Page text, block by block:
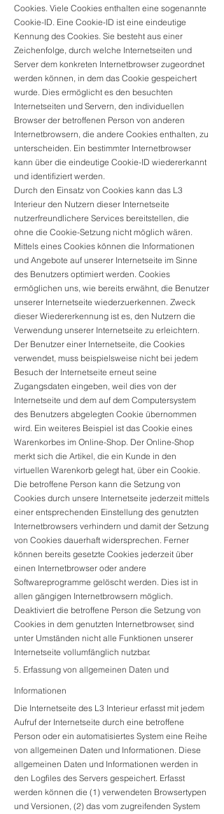
Cookies. Viele Cookies enthalten eine sogenannte
Cookie-ID. Eine Cookie-ID ist eine eindeutige
Kennung des Cookies. Sie besteht aus einer
Zeichenfolge, durch welche Internetseiten und
Server dem konkreten Internetbrowser zugeordnet
werden können, in dem das Cookie gespeichert
wurde. Dies ermöglicht es den besuchten
Internetseiten und Servern, den individuellen
Browser der betroffenen Person von anderen
Internetbrowsern, die andere Cookies enthalten, zu
unterscheiden. Ein bestimmter Internetbrowser
kann über die eindeutige Cookie-ID wiedererkannt
und identifiziert werden.
Durch den Einsatz von Cookies kann das L3
Interieur den Nutzern dieser Internetseite
nutzerfreundlichere Services bereitstellen, die
ohne die Cookie-Setzung nicht möglich wären.
Mittels eines Cookies können die Informationen
und Angebote auf unserer Internetseite im Sinne
des Benutzers optimiert werden. Cookies
ermöglichen uns, wie bereits erwähnt, die Benutzer
unserer Internetseite wiederzuerkennen. Zweck
dieser Wiedererkennung ist es, den Nutzern die
Verwendung unserer Internetseite zu erleichtern.
Der Benutzer einer Internetseite, die Cookies
verwendet, muss beispielsweise nicht bei jedem
Besuch der Internetseite erneut seine
Zugangsdaten eingeben, weil dies von der
Internetseite und dem auf dem Computersystem
des Benutzers abgelegten Cookie übernommen
wird. Ein weiteres Beispiel ist das Cookie eines
Warenkorbes im Online-Shop. Der Online-Shop
merkt sich die Artikel, die ein Kunde in den
virtuellen Warenkorb gelegt hat, über ein Cookie.
Die betroffene Person kann die Setzung von
Cookies durch unsere Internetseite jederzeit mittels
einer entsprechenden Einstellung des genutzten
Internetbrowsers verhindern und damit der Setzung
von Cookies dauerhaft widersprechen. Ferner
können bereits gesetzte Cookies jederzeit über
einen Internetbrowser oder andere
Softwareprogramme gelöscht werden. Dies ist in
allen gängigen Internetbrowsern möglich.
Deaktiviert die betroffene Person die Setzung von
Cookies in dem genutzten Internetbrowser, sind
unter Umständen nicht alle Funktionen unserer
Internetseite vollumfänglich nutzbar.
5. Erfassung von allgemeinen Daten und
Informationen
Die Internetseite des L3 Interieur erfasst mit jedem
Aufruf der Internetseite durch eine betroffene
Person oder ein automatisiertes System eine Reihe
von allgemeinen Daten und Informationen. Diese
allgemeinen Daten und Informationen werden in
den Logfiles des Servers gespeichert. Erfasst
werden können die (1) verwendeten Browsertypen
und Versionen, (2) das vom zugreifenden System